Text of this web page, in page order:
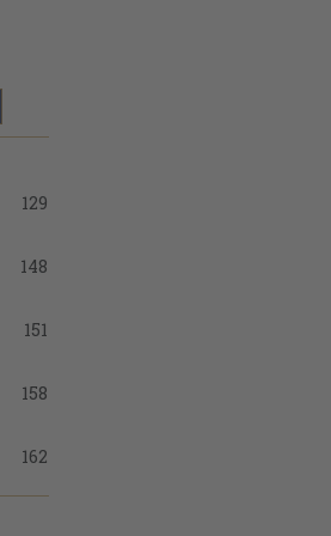
129
148
151
158
162